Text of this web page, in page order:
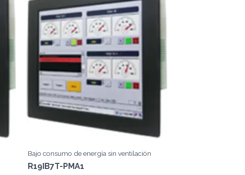
Bajo consumo de energía sin ventilación
R19IB7T-PMA1